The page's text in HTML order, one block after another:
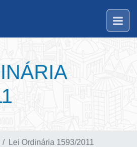
Lei Ordinária 1593/2011